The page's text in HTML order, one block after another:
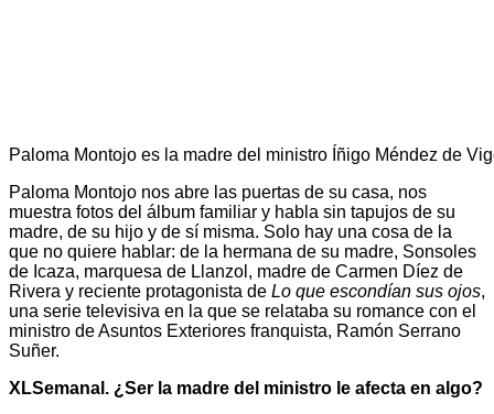
Paloma Montojo es la madre del ministro Íñigo Méndez de
Paloma Montojo nos abre las puertas de su casa, nos
muestra fotos del álbum familiar y habla sin tapujos de su
madre, de su hijo y de sí misma. Solo hay una cosa de la
que no quiere hablar: de la hermana de su madre, Sonsoles
de Icaza, marquesa de Llanzol, madre de Carmen Díez de
Rivera y reciente protagonista de Lo que escondían sus ojos,
una serie televisiva en la que se relataba su romance con el
ministro de Asuntos Exteriores franquista, Ramón Serrano
Suñer.
XLSemanal. ¿Ser la madre del ministro le afecta en algo?